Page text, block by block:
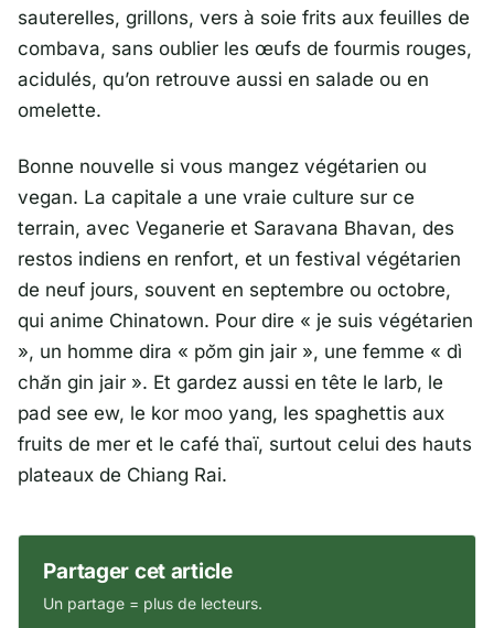
sauterelles, grillons, vers à soie frits aux feuilles de
combava, sans oublier les œufs de fourmis rouges,
acidulés, qu’on retrouve aussi en salade ou en
omelette.
Bonne nouvelle si vous mangez végétarien ou
vegan. La capitale a une vraie culture sur ce
terrain, avec Veganerie et Saravana Bhavan, des
restos indiens en renfort, et un festival végétarien
de neuf jours, souvent en septembre ou octobre,
qui anime Chinatown. Pour dire « je suis végétarien
», un homme dira « pŏm gin jair », une femme « dì
chăn gin jair ». Et gardez aussi en tête le larb, le
pad see ew, le kor moo yang, les spaghettis aux
fruits de mer et le café thaï, surtout celui des hauts
plateaux de Chiang Rai.
Partager cet article
Un partage = plus de lecteurs.